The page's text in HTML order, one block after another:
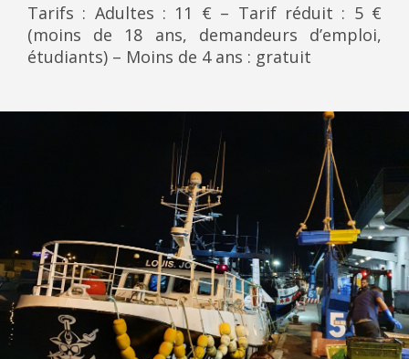
Tarifs : Adultes : 11 € – Tarif réduit : 5 €
(moins de 18 ans, demandeurs d’emploi,
étudiants) – Moins de 4 ans : gratuit